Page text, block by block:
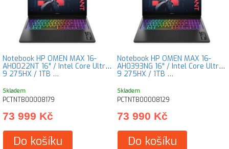
Notebook HP OMEN MAX 16-
AH0022NT 16" / Intel Core Ultra
9 275HX / 1TB …
Skladem
PCTNTB00008179
73 999 Kč
Do košíku
Notebook HP OMEN MAX 16-
AH0393NG 16" / Intel Core Ultra
9 275HX / 1TB …
Skladem
PCTNTB00008129
73 990 Kč
Do košíku